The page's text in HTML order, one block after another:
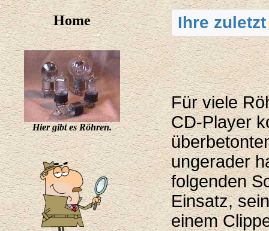
Home
Hier gibt es Röhren.
Ihre
Für viele
CD-Player
ungerader
folgenden
Einsatz,
einem